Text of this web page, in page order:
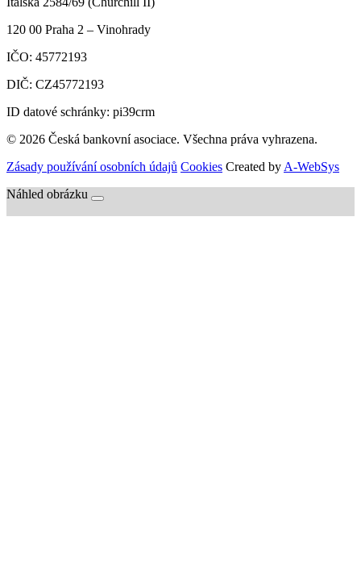
120 00 Praha 2 – Vinohrady
IČO: 45772193
DIČ: CZ45772193
ID datové schránky: pi39crm
© 2026 Česká bankovní asociace. Všechna práva vyhrazena.
Zásady používání osobních údajů Cookies Created by A-WebSys
Náhled obrázku